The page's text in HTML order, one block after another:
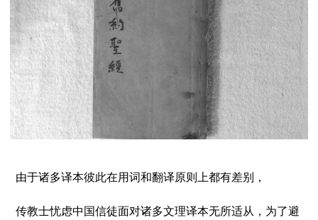
由于诸多译本彼此在用词和翻译原则上都有差别，
传教士忧虑中国信徒面对诸多文理译本无所适从，为了避